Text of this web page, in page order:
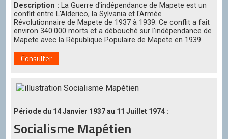
Description : La Guerre d'indépendance de Mapete est un
conflit entre L'Alderico, la Sylvania et l'Armée
Révolutionnaire de Mapete de 1937 à 1939. Ce conflit a fait
environ 340.000 morts et a débouché sur l'indépendance de
Mapete avec la République Populaire de Mapete en 1939.
Consulter
Période du 14 Janvier 1937 au 11 Juillet 1974 :
Socialisme Mapétien